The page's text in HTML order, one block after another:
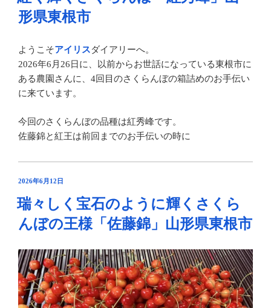
形県東根市
ようこそアイリスダイアリーへ。
2026年6月26日に、以前からお世話になっている東根市に
ある農園さんに、4回目のさくらんぼの箱詰めのお手伝い
に来ています。
今回のさくらんぼの品種は紅秀峰です。
佐藤錦と紅王は前回までのお手伝いの時に
投
日:
2026年6月12日
瑞々しく宝石のように輝くさくら
んぼの王様「佐藤錦」山形県東根市